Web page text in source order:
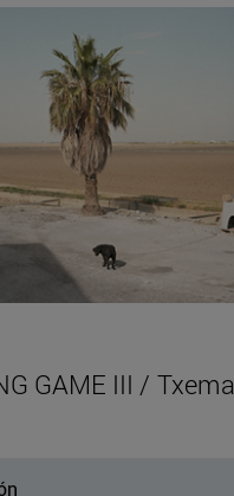
GAME III / Txema